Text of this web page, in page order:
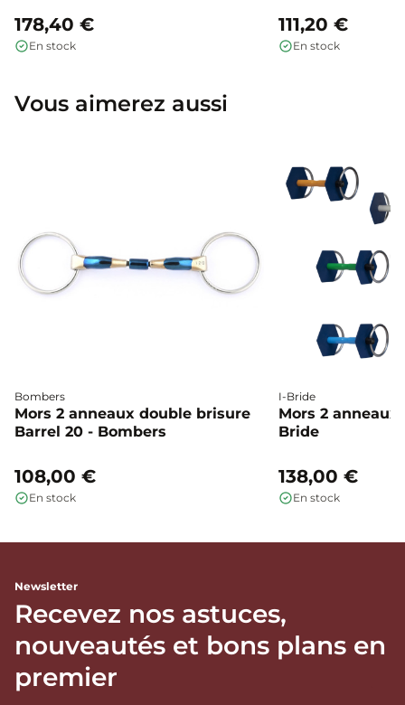
178,40 €
En stock
111,20 €
En stock
Vous aimerez aussi
Bombers
Mors 2 anneaux double brisure
Barrel 20 - Bombers
108,00 €
En stock
I-Bride
Mors 2
Bride
138,00 €
En stock
Newsletter
Recevez nos astuces,
nouveautés et bons plans en
premier